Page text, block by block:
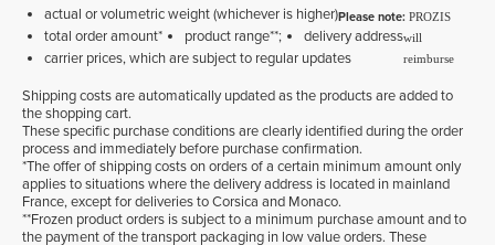
actual or volumetric weight (whichever is higher)
total order amount*
product range**;
delivery address
carrier prices, which are subject to regular updates
Shipping costs are automatically updated as the products are added to
the shopping cart.
These specific purchase conditions are clearly identified during the order
process and immediately before purchase confirmation.
*The offer of shipping costs on orders of a certain minimum amount only
applies to situations where the delivery address is located in mainland
France, except for deliveries to Corsica and Monaco.
**Frozen product orders is subject to a minimum purchase amount and to
the payment of the transport packaging in low value orders. These
Please note: PROZIS
will
reimburse